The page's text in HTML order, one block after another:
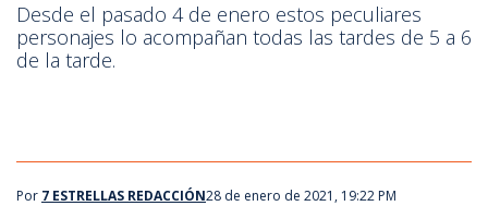
Desde el pasado 4 de enero estos peculiares
personajes lo acompañan todas las tardes de 5 a 6
de la tarde.
Por 7 ESTRELLAS REDACCIÓN28 de enero de 2021, 19:22 PM